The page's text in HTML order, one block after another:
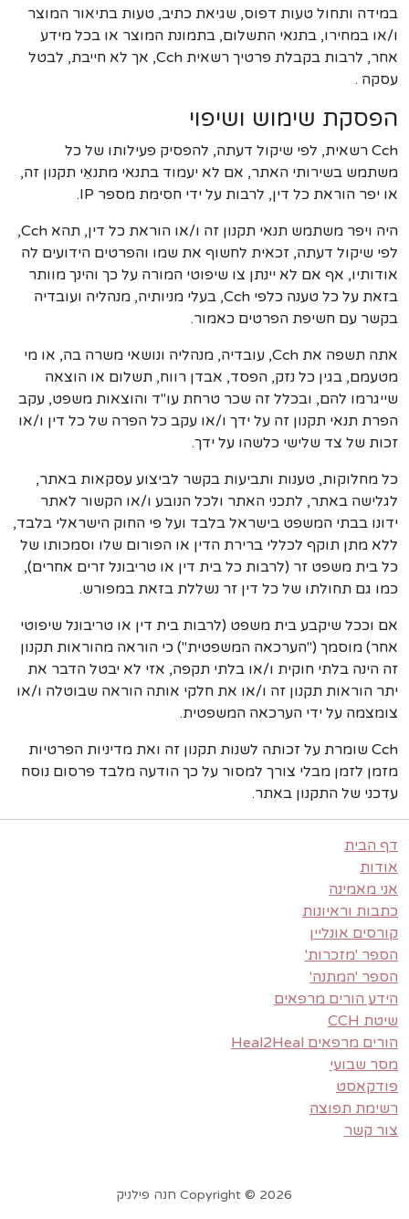
במידה ותחול טעות דפוס, שגיאת כתיב, טעות בתיאור המוצר
ו/או במחירו, בתנאי התשלום, בתמונת המוצר או בכל מידע
אחר, לרבות בקבלת פרטיך רשאית Cch, אך לא חייבת, לבטל
עסקה .
הפסקת שימוש ושיפוי
Cch רשאית, לפי שיקול דעתה, להפסיק פעילותו של כל
משתמש בשירותי האתר, אם לא יעמוד בתנאי מתנאֵי תקנון זה,
או יפר הוראת כל דין, לרבות על ידי חסימת מספר IP.
היה ויפר משתמש תנאי תקנון זה ו/או הוראת כל דין, תהא Cch,
לפי שיקול דעתה, זכאית לחשוף את שמו והפרטים הידועים לה
אודותיו, אף אם לא יינתן צו שיפוטי המורה על כך והינך מוותר
בזאת על כל טענה כלפי Cch, בעלי מניותיה, מנהליה ועובדיה
בקשר עם חשיפת הפרטים כאמור.
אתה תשפה את Cch, עובדיה, מנהליה ונושאי משרה בה, או מי
מטעמם, בגין כל נזק, הפסד, אבדן רווח, תשלום או הוצאה
שייגרמו להם, ובכלל זה שכר טרחת עו"ד והוצאות משפט, עקב
הפרת תנאי תקנון זה על ידך ו/או עקב כל הפרה של כל דין ו/או
זכות של צד שלישי כלשהו על ידך.
כל מחלוקות, טענות ותביעות בקשר לביצוע עסקאות באתר,
לגלישה באתר, לתכני האתר ולכל הנובע ו/או הקשור לאתר
ידונו בבתי המשפט בישראל בלבד ועל פי החוק הישראלי בלבד,
ללא מתן תוקף לכללי ברירת הדין או הפורום שלו וסמכותו של
כל בית משפט זר (לרבות כל בית דין או טריבונל זרים אחרים),
כמו גם תחולתו של כל דין זר נשללת בזאת במפורש.
אם וככל שיקבע בית משפט (לרבות בית דין או טריבונל שיפוטי
אחר) מוסמך ("הערכאה המשפטית") כי הוראה מהוראות תקנון
זה הינה בלתי חוקית ו/או בלתי תקפה, אזי לא יבטל הדבר את
יתר הוראות תקנון זה ו/או את חלקי אותה הוראה שבוטלה ו/או
צומצמה על ידי הערכאה המשפטית.
Cch שומרת על זכותה לשנות תקנון זה ואת מדיניות הפרטיות
מזמן לזמן מבלי צורך למסור על כך הודעה מלבד פרסום נוסח
עדכני של התקנון באתר.
דף הבית
אודות
אני מאמינה
כתבות וראיונות
קורסים אונליין
הספר 'מזכרות'
הספר 'המתנה'
הידע הורים מרפאים
שיטת CCH
הורים מרפאים Heal2Heal
מסר שבועי
פודקאסט
רשימת תפוצה
צור קשר
Copyright © 2026 חנה פילניק